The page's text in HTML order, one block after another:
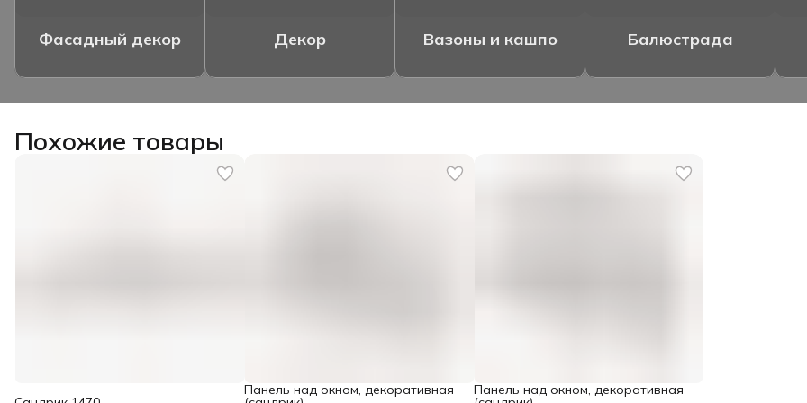
Фасадный декор Декор Вазоны и кашпо Балюстрада
Похожие товары
Панель над окном, декоративная Панель над окном, декоративная